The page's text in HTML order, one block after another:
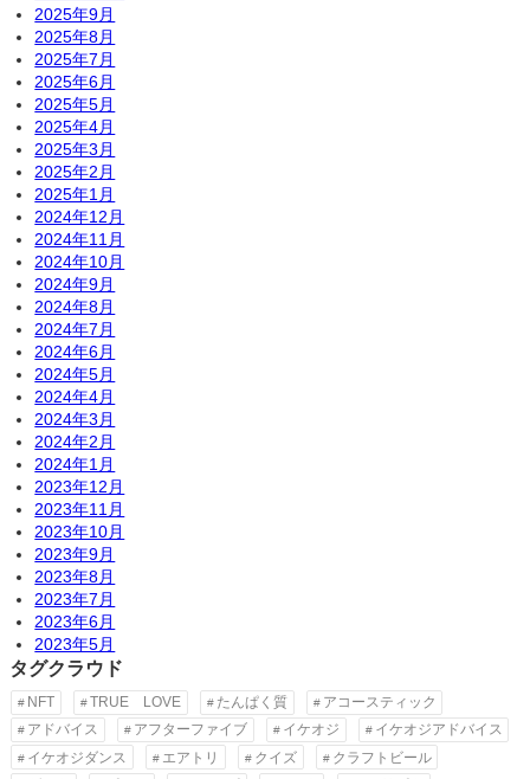
2025年9月
2025年8月
2025年7月
2025年6月
2025年5月
2025年4月
2025年3月
2025年2月
2025年1月
2024年12月
2024年11月
2024年10月
2024年9月
2024年8月
2024年7月
2024年6月
2024年5月
2024年4月
2024年3月
2024年2月
2024年1月
2023年12月
2023年11月
2023年10月
2023年9月
2023年8月
2023年7月
2023年6月
2023年5月
タグクラウド
NFT TRUE LOVE たんぱく質
アコースティック
アドバイス
アフターファイブ イケオジ
イケオジアドバイス
イケオジダンス
エアトリ クイズ
クラフトビール